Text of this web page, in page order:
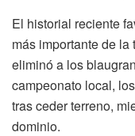
El historial reciente
más importante de
eliminó a los
campeonato local,
tras ceder terreno,
dominio.